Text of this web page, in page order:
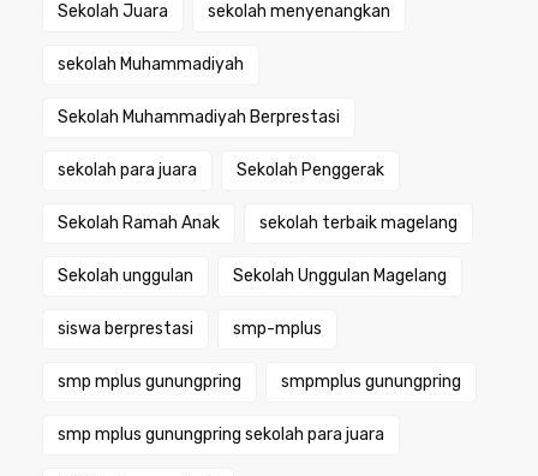
Sekolah Juara sekolah menyenangkan
sekolah Muhammadiyah
Sekolah Muhammadiyah Berprestasi
sekolah para juara Sekolah Penggerak
Sekolah Ramah Anak sekolah terbaik magelang
Sekolah unggulan Sekolah Unggulan Magelang
siswa berprestasi smp-mplus
smp mplus gunungpring smpmplus gunungpring
smp mplus gunungpring sekolah para juara